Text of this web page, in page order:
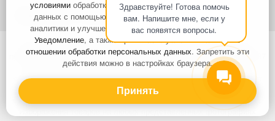
Здравствуйте! Готова помочь
вам. Напишите мне, если у
вас появятся вопросы.
Задать вопрос Контакты
Интернет-сайт носит информационный характер и не является
публичной офертой, которая определяется положениями статьи 437
Гражданского кодекса РФ. Информация о характеристиках и
стоимости товаров, указанных на сайте, условия доставки может
быть изменена в одностороннем порядке. Информация по ценам,
может отличаться от фактической, к моменту оформления заказа.
Изображения товаров на любых представленных фотографиях
условиями обработки cookie-файлов и пользовательских
данных с помощью Яндекс.Метрика, необходимых для
аналитики и улучшения качества работы сайта и сервиса
Уведомление, а также принимаете условияПолитики в
отношении обработки персональных данных. Запретить эти
действия можно в настройках браузера.
Принять